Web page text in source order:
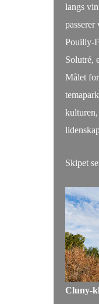
langs
Pouilly-
Solutré,
Målet
Skipet
Cluny-